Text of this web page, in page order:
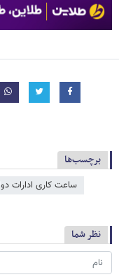
برچسب‌ها
ساعت کاری ادارات
نظر شما